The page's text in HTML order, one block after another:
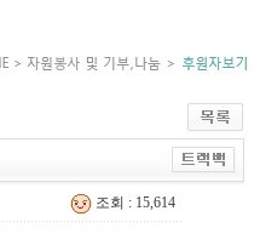
조회 : 15,614